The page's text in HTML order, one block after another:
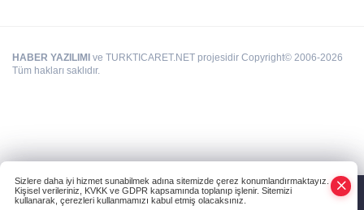
HABER YAZILIMI ve TURKTICARET.NET projesidir Copyright© 2006-2026
Tüm hakları saklıdır.
Sizlere daha iyi hizmet sunabilmek adına sitemizde çerez konumlandırmaktayız.
Kişisel verileriniz, KVKK ve GDPR kapsamında toplanıp işlenir. Sitemizi
kullanarak, çerezleri kullanmamızı kabul etmiş olacaksınız.